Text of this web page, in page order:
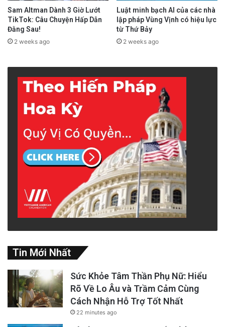
Sam Altman Dành 3 Giờ Lướt
TikTok: Câu Chuyện Hấp Dẫn
Đằng Sau!
2 weeks ago
Luật minh bạch AI của các nhà
lập pháp Vùng Vịnh có hiệu lực
từ Thứ Bảy
2 weeks ago
Tin Mới Nhất
Sức Khỏe Tâm Thần Phụ Nữ: Hiểu
Rõ Về Lo Âu và Trầm Cảm Cùng
Cách Nhận Hỗ Trợ Tốt Nhất
22 minutes ago